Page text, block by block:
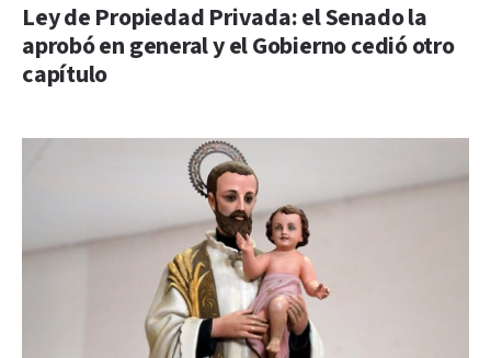
Ley de Propiedad Privada: el Senado la
aprobó en general y el Gobierno cedió otro
capítulo